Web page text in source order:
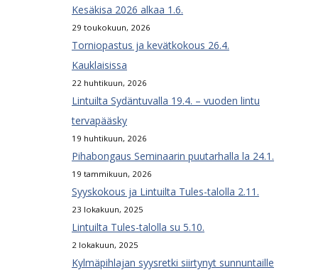
Kesäkisa 2026 alkaa 1.6.
29 toukokuun, 2026
Torniopastus ja kevätkokous 26.4.
Kauklaisissa
22 huhtikuun, 2026
Lintuilta Sydäntuvalla 19.4. – vuoden lintu
tervapääsky
19 huhtikuun, 2026
Pihabongaus Seminaarin puutarhalla la 24.1.
19 tammikuun, 2026
Syyskokous ja Lintuilta Tules-talolla 2.11.
23 lokakuun, 2025
Lintuilta Tules-talolla su 5.10.
2 lokakuun, 2025
Kylmäpihlajan syysretki siirtynyt sunnuntaille